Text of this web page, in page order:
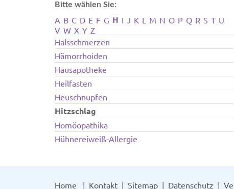
Bitte wählen Sie:
A B C D E F G H I J K L M N O P Q R S T U
V W X Y Z
Halsschmerzen
Hämorrhoiden
Hausapotheke
Heilfasten
Heuschnupfen
Hitzschlag
Homöopathika
Hühnereiweiß-Allergie
Home Kontakt Sitemap Datenschutz